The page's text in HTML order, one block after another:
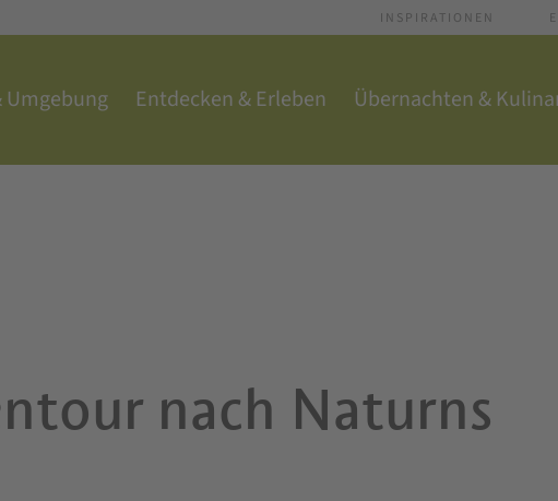
INSPIRATIONEN
Umgebung Entdecken & Erleben Übernachten &
nach Naturns